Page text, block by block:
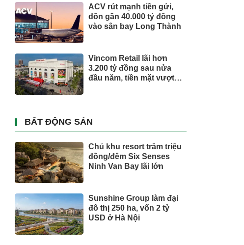
ACV rút mạnh tiền gửi,
dồn gần 40.000 tỷ đồng
vào sân bay Long Thành
Vincom Retail lãi hơn
3.200 tỷ đồng sau nửa
đầu năm, tiền mặt vượt
BẤT ĐỘNG SẢN
Chủ khu resort trăm triệu
đồng/đêm Six Senses
Ninh Van Bay lãi lớn
Sunshine Group làm đại
đô thị 250 ha, vốn 2 tỷ
USD ở Hà Nội